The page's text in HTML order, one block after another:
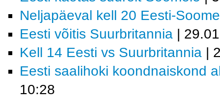
Neljapäeval kell 20 Eesti-Soome
Eesti võitis Suurbritannia |
Kell 14 Eesti vs Suurbritannia |
Eesti saalihoki koondnaiskond
10:28